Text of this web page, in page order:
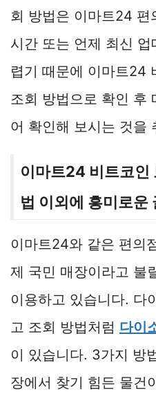
회 방법은 이마트24 편
시간 또는 언제 최신 업
렵기 때문에 이마트24
조회 방법으로 확인 후
어 확인해 보시는 것을
이마트24 비트코인
법 이외에 흥미로운
이마트24와 같은 편의
제 국민 매장이라고 불
이용하고 있습니다. 다
고 조회 방법처럼 다이
이 있습니다. 3가지 방
장에서 찾기 힘든 물건